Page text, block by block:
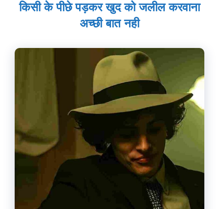
किसी के पीछे पड़कर खुद को जलील करवाना
अच्छी बात नही